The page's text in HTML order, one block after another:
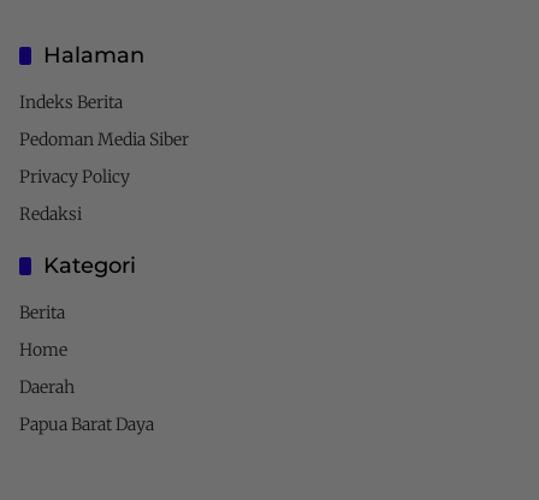
Halaman
Indeks Berita
Pedoman Media Siber
Privacy Policy
Redaksi
Kategori
Berita
Home
Daerah
Papua Barat Daya